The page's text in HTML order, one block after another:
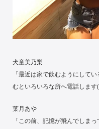
犬童美乃梨
「最近は家で飲むようにして
むといろいろな所へ電話します(
葉月あや
「この前、記憶が飛んでしま